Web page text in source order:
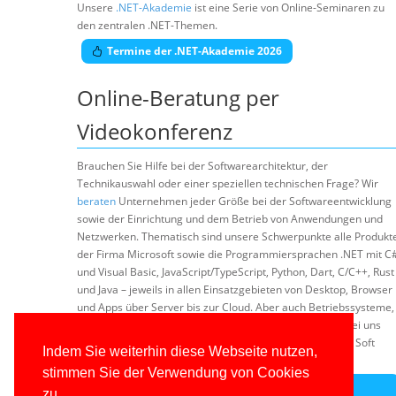
Indem Sie weiterhin diese Webseite nutzen,
stimmen Sie der Verwendung von Cookies
Unsere .NET-Akademie ist eine Serie von Online-Seminaren zu
den zentralen .NET-Themen.
Termine der .NET-Akademie 2026
Online-Beratung per
Videokonferenz
Brauchen Sie Hilfe bei der Softwarearchitektur, der
Technikauswahl oder einer speziellen technischen Frage? Wir
beraten Unternehmen jeder Größe bei der Softwareentwicklung
sowie der Einrichtung und dem Betrieb von Anwendungen und
Netzwerken. Thematisch sind unsere Schwerpunkte alle
der Firma Microsoft sowie die Programmiersprachen .NET mit
und Visual Basic, JavaScript/TypeScript, Python, Dart, C/C++, Rust
und Java – jeweils in allen Einsatzgebieten von Desktop, Browser
und Apps über Server bis zur Cloud. Aber auch Betriebssysteme,
Datenbanken, DevOps und Server-Produkte finden Sie bei uns
neben Grundlagenthemen der Softwareentwicklung und Soft
Skills.